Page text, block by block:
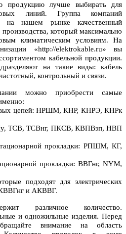
продукцию лучше выбирать для
линий. Группа компаний
на нашем рынке качественный
производства, который максимально
климатическим условиям. На
«http://elektrokable.ru» вы
кабельной продукции.
на такие виды: кабель
контрольный и связи.
можно приобрести самые
цепей: НРШМ, КНР, КНРЭ, КНРк
ТСВ, ТСВнг, ПКСВ, КВПВэп, НВП
прокладки: РПШМ, КГ,
прокладки: ВВГнг, NYM,
подходят для электрических
и АКВВГ.
различное количество.
и одножильные изделия. Перед
внимание на область